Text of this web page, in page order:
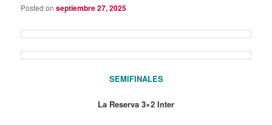
Posted onseptiembre 27, 2025
SEMIFINALES
La Reserva 3×2 Inter